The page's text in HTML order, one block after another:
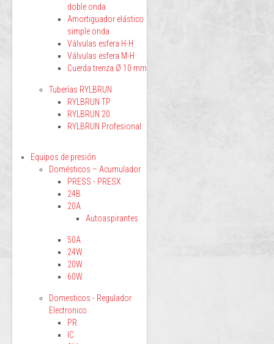
doble onda
Amortiguador elástico
simple onda
Válvulas esfera H-H
Válvulas esfera M-H
Cuerda trenza Ø 10 mm
Tuberías RYLBRUN
RYLBRUN TP
RYLBRUN 20
RYLBRUN Profesional
Equipos de presión
Domésticos – Acumulador
PRESS - PRESX
24B
20A
Autoaspirantes
50A
24W
20W
60W
Domesticos - Regulador
Electronico
PR
IC